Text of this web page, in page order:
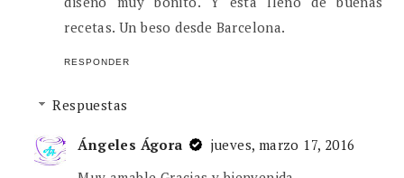
recetas. Un beso desde Barcelona.
RESPONDER
Respuestas
Ángeles Ágora
jueves, marzo 17, 2016